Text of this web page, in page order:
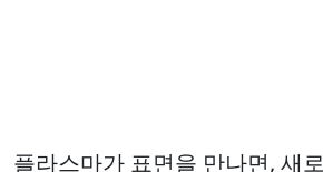
플라스마가 표면을 만나면, 새